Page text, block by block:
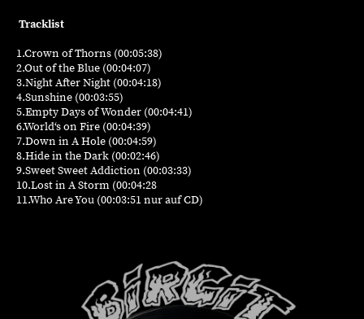
Tracklist
1.Crown ofThorns (00:05:38)
2.OutoftheBlue (00:04:07)
3.Night After Night (00:04:18)
4.Sunshine (00:03:55)
5.Empty DaysofWonder (00:04:41)
6.World‘son Fire (00:04:39)
7.Down in A Hole (00:04:59)
8.Hide in theDark (00:02:46)
9.SweetSweetAddiction (00:03:33)
10.Lost in A Storm (00:04:28
11.Who AreYou (00:03:51 nur auf CD)